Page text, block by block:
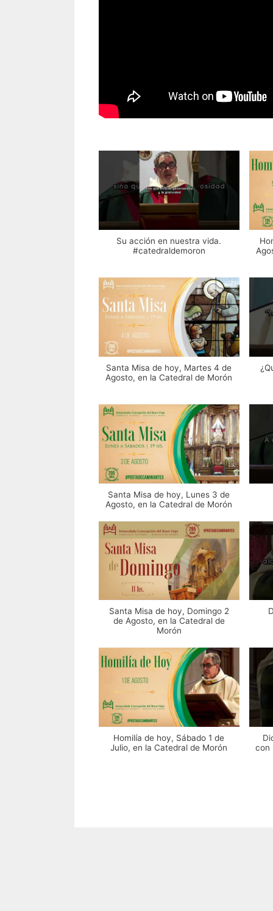
Su acción en nuestra vida.
#catedraldemoron
Santa Misa de hoy, Martes 4 de
Agosto, en la Catedral de Morón
Santa Misa de hoy, Lunes 3 de
Agosto, en la Catedral de Morón
Santa Misa de hoy, Domingo 2
de Agosto, en la Catedral de
Morón
Homilía de hoy, Sábado 1 de
Julio, en la Catedral de Morón
con